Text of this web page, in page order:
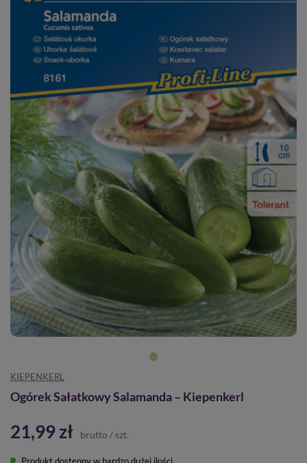
KIEPENKERL
Ogórek Sałatkowy Salamanda – Kiepenkerl
21,99 zł brutto / szt.
Produkt dostępny w bardzo dużej ilości